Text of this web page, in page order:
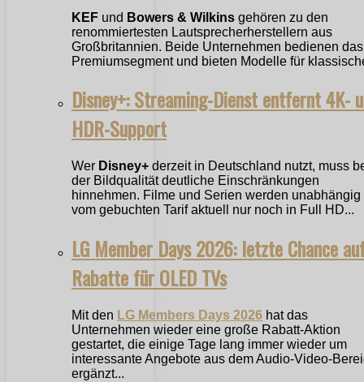
KEF und Bowers & Wilkins gehören zu den
renommiertesten Lautsprecherherstellern aus
Großbritannien. Beide Unternehmen bedienen das
Premiumsegment und bieten Modelle für
Disney+: Streaming-Dienst entfernt 4K-
HDR-Support
Wer Disney+ derzeit in Deutschland nutzt, muss
der Bildqualität deutliche Einschränkungen
hinnehmen. Filme und Serien werden unabhängig
vom gebuchten Tarif aktuell nur noch in Full HD...
LG Member Days 2026: letzte Chance
Rabatte für OLED TVs
Mit den LG Members Days 2026 hat das
Unternehmen wieder eine große Rabatt-Aktion
gestartet, die einige Tage lang immer wieder um
interessante Angebote aus dem Audio-Video-
ergänzt...